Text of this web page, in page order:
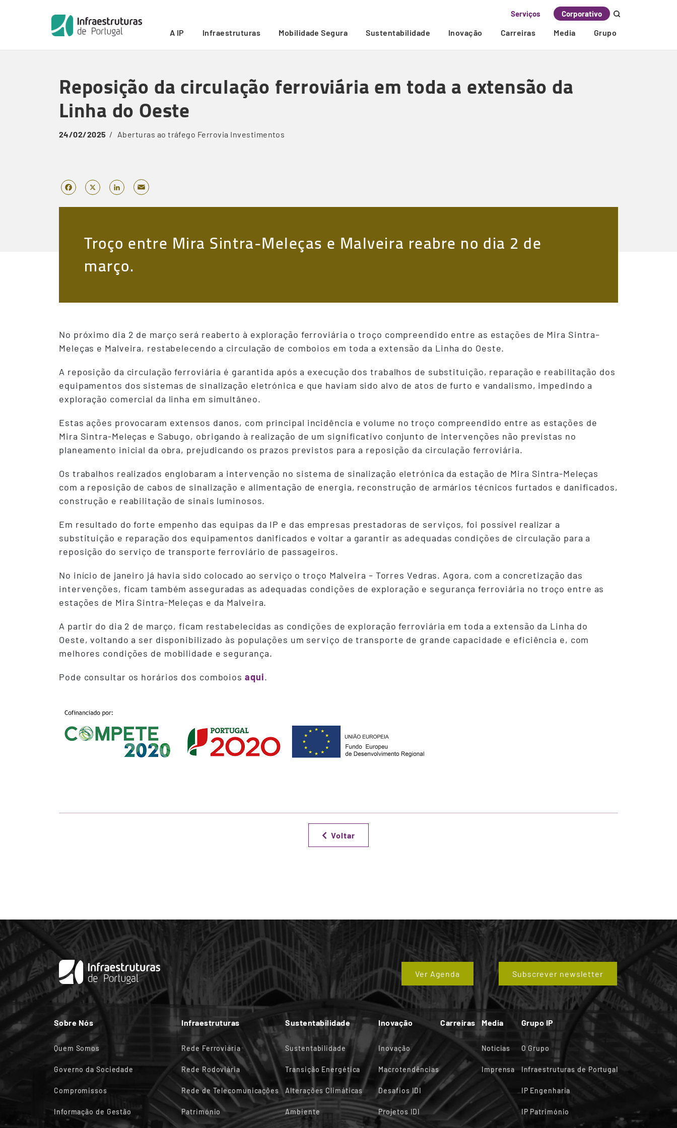
Serviços Corporativo
A IP Infraestruturas Mobilidade Segura Sustentabilidade Inovação Carreiras Media Grupo
Breadcrumb
Reposição da circulação ferroviária em toda a extensão da Linha do Oeste
Reposição da circulação ferroviária em toda a extensão da
Linha do Oeste
24/02/2025 Aberturas ao tráfego Ferrovia Investimentos
Facebook
X LinkedIn
Troço entre Mira Sintra-Meleças e Malveira reabre no dia 2 de
março.
No próximo dia 2 de março será reaberto à exploração ferroviária o troço compreendido entre as estações de Mira Sintra–
Meleças e Malveira, restabelecendo a circulação de comboios em toda a extensão da Linha do Oeste.
A reposição da circulação ferroviária é garantida após a execução dos trabalhos de substituição, reparação e reabilitação dos
equipamentos dos sistemas de sinalização eletrónica e que haviam sido alvo de atos de furto e vandalismo, impedindo a
exploração comercial da linha em simultâneo.
Estas ações provocaram extensos danos, com principal incidência e volume no troço compreendido entre as estações de
Mira Sintra-Meleças e Sabugo, obrigando à realização de um significativo conjunto de intervenções não previstas no
planeamento inicial da obra, prejudicando os prazos previstos para a reposição da circulação ferroviária.
Os trabalhos realizados englobaram a intervenção no sistema de sinalização eletrónica da estação de Mira Sintra-Meleças
com a reposição de cabos de sinalização e alimentação de energia, reconstrução de armários técnicos furtados e danificados,
construção e reabilitação de sinais luminosos.
Em resultado do forte empenho das equipas da IP e das empresas prestadoras de serviços, foi possível realizar a
substituição e reparação dos equipamentos danificados e voltar a garantir as adequadas condições de circulação para a
reposição do serviço de transporte ferroviário de passageiros.
No início de janeiro já havia sido colocado ao serviço o troço Malveira – Torres Vedras. Agora, com a concretização das
intervenções, ficam também asseguradas as adequadas condições de exploração e segurança ferroviária no troço entre as
estações de Mira Sintra-Meleças e da Malveira.
A partir do dia 2 de março, ficam restabelecidas as condições de exploração ferroviária em toda a extensão da Linha do
Oeste, voltando a ser disponibilizado às populações um serviço de transporte de grande capacidade e eficiência e, com
melhores condições de mobilidade e segurança.
Pode consultar os horários dos comboios aqui.
Voltar
Ver Agenda Subscrever newsletter
Sobre Nós
Quem Somos
Governo da Sociedade
Compromissos
Informação de Gestão
Infraestruturas
Rede Ferroviária
Rede Rodoviária
Rede de Telecomunicações
Património
Sustentabilidade
Sustentabilidade
Transição Energética
Alterações Climáticas
Ambiente
Inovação
Inovação
Macrotendências
Desafios IDI
Projetos IDI
Carreiras Media
Notícias
Imprensa
Grupo IP
O Grupo
Infraestruturas de Portugal
IP Engenharia
IP Património